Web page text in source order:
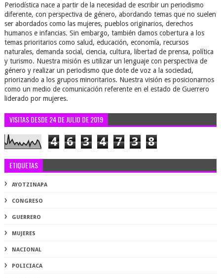
Periodística nace a partir de la necesidad de escribir un periodismo
diferente, con perspectiva de género, abordando temas que no suelen
ser abordados como las mujeres, pueblos originarios, derechos
humanos e infancias. Sin embargo, también damos cobertura a los
temas prioritarios como salud, educación, economía, recursos
naturales, demanda social, ciencia, cultura, libertad de prensa, política
y turismo. Nuestra misión es utilizar un lenguaje con perspectiva de
género y realizar un periodismo que dote de voz a la sociedad,
priorizando a los grupos minoritarios. Nuestra visión es posicionarnos
como un medio de comunicación referente en el estado de Guerrero
liderado por mujeres.
VISITAS DESDE 24 DE JULIO DE 2019
4 6 3 4 7 3 8
ETIQUETAS
AYOTZINAPA
CONGRESO
GUERRERO
MUJERES
NACIONAL
POLICIACA